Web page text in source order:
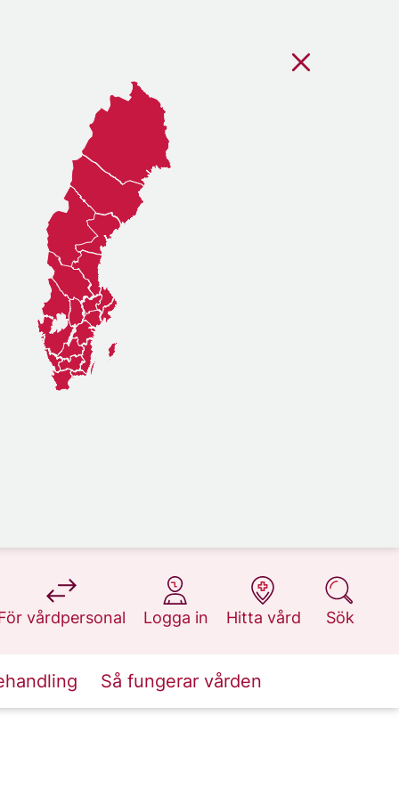
vårdpersonal
på 1177.se
Logga in
på 1177.se
Hitta vård
på 1177.se
Sök
på 1177.se
Så fungerar vården